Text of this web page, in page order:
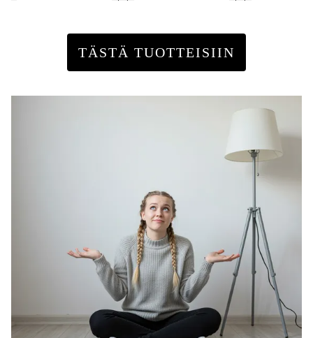
TÄSTÄ TUOTTEISIIN